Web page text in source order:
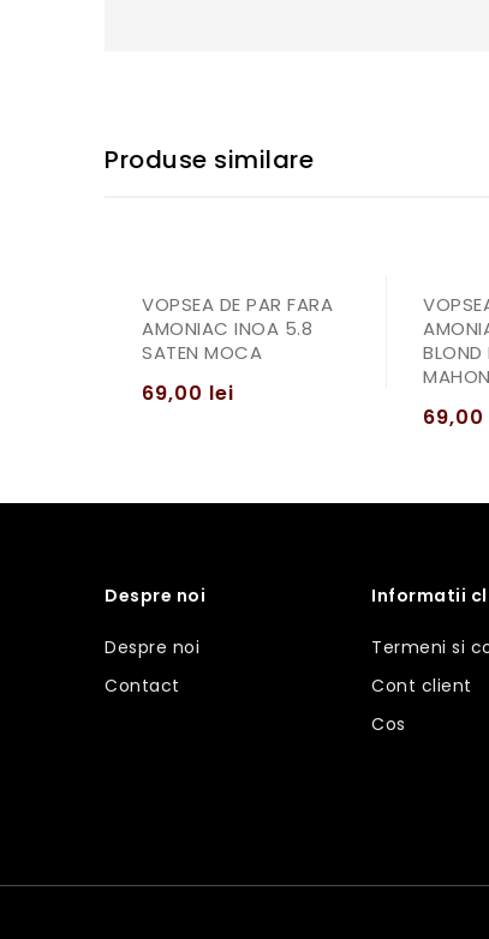
Produse similare
VOPSEA DE PAR FARA
AMONIAC INOA 5.8
SATEN MOCA
69,00 lei
BLOND
MAHON
69,00
Despre noi
Despre noi
Contact
Informatii
Termeni si
Cont client
Cos